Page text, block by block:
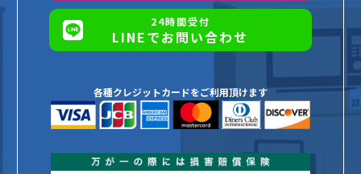
24時間受付
LINEでお問い合わせ
各種クレジットカードをご利用頂けます